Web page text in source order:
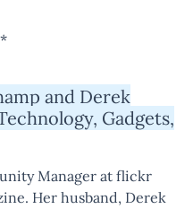
and Derek
Gadgets,
Manager at flickr
Her husband, Derek